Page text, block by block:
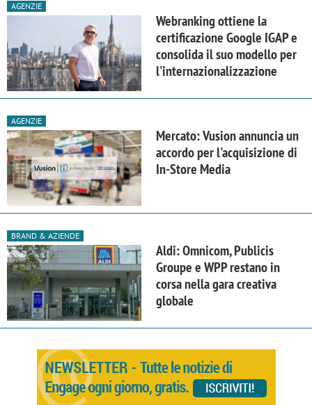
AGENZIE
Webranking ottiene la
certificazione Google IGAP e
consolida il suo modello per
l'internazionalizzazione
AGENZIE
Mercato: Vusion annuncia un
accordo per l'acquisizione di
In-Store Media
BRAND & AZIENDE
Aldi: Omnicom, Publicis
Groupe e WPP restano in
corsa nella gara creativa
globale